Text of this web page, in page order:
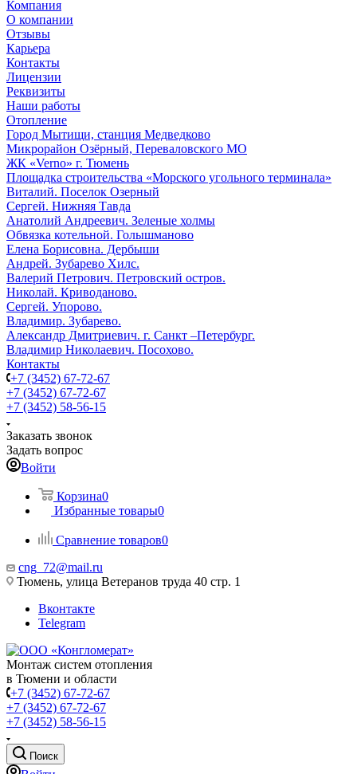
Компания
О компании
Отзывы
Карьера
Контакты
Лицензии
Реквизиты
Наши работы
Отопление
Город Мытищи, станция Медведково
Микрорайон Озёрный, Переваловского МО
ЖК «Verno» г. Тюмень
Площадка строительства «Морского угольного терминала»
Виталий. Поселок Озерный
Сергей. Нижняя Тавда
Анатолий Андреевич. Зеленые холмы
Обвязка котельной. Голышманово
Елена Борисовна. Дербыши
Андрей. Зубарево Хилс.
Валерий Петрович. Петровский остров.
Николай. Криводаново.
Сергей. Упорово.
Владимир. Зубарево.
Александр Дмитриевич. г. Санкт –Петербург.
Владимир Николаевич. Посохово.
Контакты
+7 (3452) 67-72-67
+7 (3452) 67-72-67
+7 (3452) 58-56-15
Заказать звонок
Задать вопрос
Войти
Корзина0
Избранные товары0
Сравнение товаров0
cng_72@mail.ru
Тюмень, улица Ветеранов труда 40 стр. 1
Вконтакте
Telegram
Монтаж систем отопления
в Тюмени и области
+7 (3452) 67-72-67
+7 (3452) 67-72-67
+7 (3452) 58-56-15
Поиск